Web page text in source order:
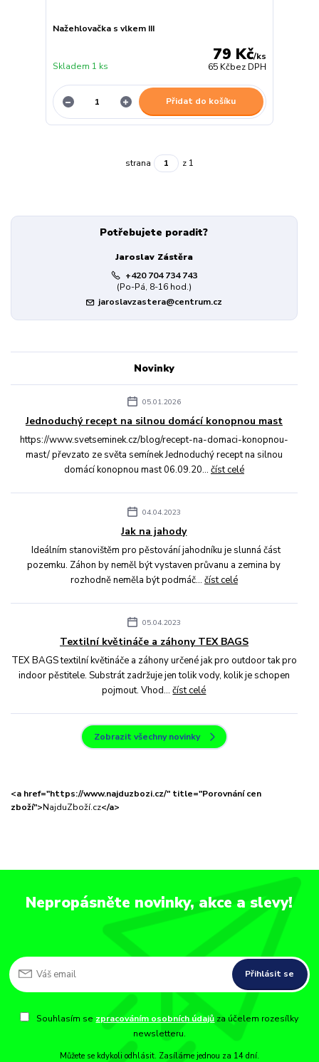
Nažehlovačka s vlkem III
79 Kč/ks
65 Kčbez DPH
Skladem 1 ks
Přidat do košíku
strana z 1
Potřebujete poradit?
Jaroslav Zástěra
+420 704 734 743
(Po-Pá, 8-16 hod.)
jaroslavzastera@centrum.cz
Novinky
05.01.2026
Jednoduchý recept na silnou domácí konopnou mast
https://www.svetseminek.cz/blog/recept-na-domaci-konopnou-
mast/ převzato ze světa semínek Jednoduchý recept na silnou
domácí konopnou mast 06.09.20... číst celé
04.04.2023
Jak na jahody
Ideálním stanovištěm pro pěstování jahodníku je slunná část
pozemku. Záhon by neměl být vystaven průvanu a zemina by
rozhodně neměla být podmáč... číst celé
05.04.2023
Textilní květináče a záhony TEX BAGS
TEX BAGS textilní květináče a záhony určené jak pro outdoor tak pro
indoor pěstitele. Substrát zadržuje jen tolik vody, kolik je schopen
pojmout. Vhod...číst celé
Zobrazit všechny novinky
<a href="https://www.najduzbozi.cz/" title="Porovnání cen
zboží">NajduZboží.cz</a>
Nepropásněte novinky, akce a slevy!
Přihlásit se
Souhlasím se zpracováním osobních údajů za účelem rozesílky
newsletteru.
Můžete se kdykoli odhlásit. Zasíláme jednou za 14 dní.